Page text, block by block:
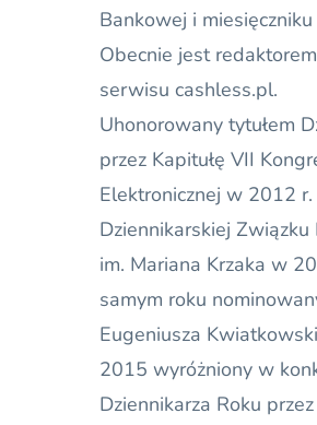
Bankowej i miesięczniku
Obecnie jest
serwisu cashless.pl.
Uhonorowany tytułem
przez Kapitułę VII
Elektronicznej w 2012
Dziennikarskiej
im. Mariana Krzaka w
samym roku
Eugeniusza
2015 wyróżniony w
Dziennikarza Roku